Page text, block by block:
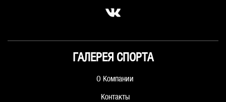
ГАЛЕРЕЯ СПОРТА
О Компании
Контакты